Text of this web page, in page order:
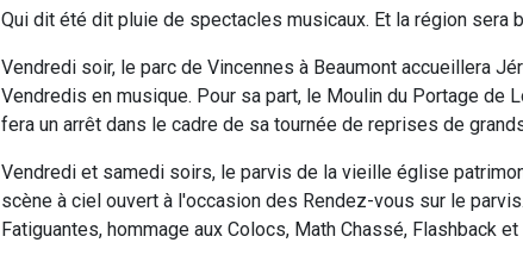
Qui dit été dit pluie de spectacles musicaux. Et la région sera
Vendredi soir, le parc de Vincennes à Beaumont accueillera
Vendredis en musique. Pour sa part, le Moulin du Portage de
fera un arrêt dans le cadre de sa tournée de reprises de
Vendredi et samedi soirs, le parvis de la vieille église
scène à ciel ouvert à l'occasion des Rendez-vous sur le
Fatiguantes, hommage aux Colocs, Math Chassé, Flashback et